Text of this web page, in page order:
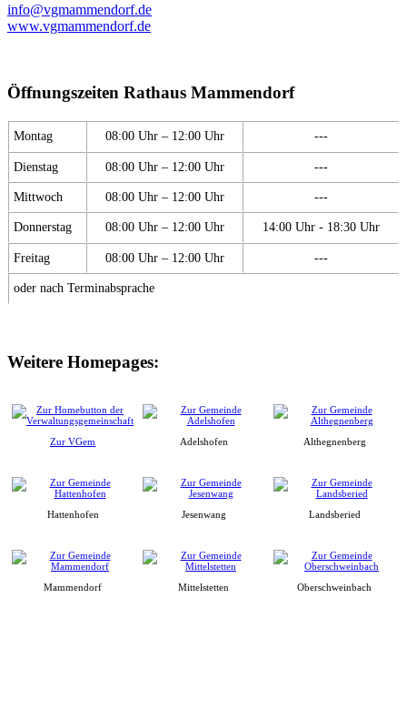
info@vgmammendorf.de
www.vgmammendorf.de
Öffnungszeiten Rathaus Mammendorf
Montag 08:00 Uhr – 12:00 Uhr ---
Dienstag 08:00 Uhr – 12:00 Uhr ---
Mittwoch 08:00 Uhr – 12:00 Uhr ---
Donnerstag 08:00 Uhr – 12:00 Uhr 14:00 Uhr - 18:30 Uhr
Freitag 08:00 Uhr – 12:00 Uhr ---
oder nach Terminabsprache
Weitere Homepages:
Zur VGem Adelshofen Althegnenberg
Hattenhofen Jesenwang Landsberied
Mammendorf Mittelstetten Oberschweinbach